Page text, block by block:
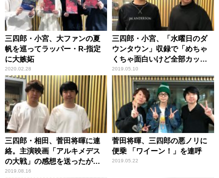
三四郎・小宮、大ファンの夏
帆を巡ってラッパー・R-指定
に大嫉妬
2020.02.28
三四郎・小宮、「水曜日のダ
ウンタウン」収録で「めちゃ
くちゃ面白いけど全部カッ
ト」
2019.05.10
三四郎・相田、菅田将暉に連
絡。主演映画「アルキメデス
の大戦」の感想を送ったが…
2019.08.16
菅田将暉、三四郎の悪ノリに
便乗 「ワイーン！」を連呼
2019.05.22